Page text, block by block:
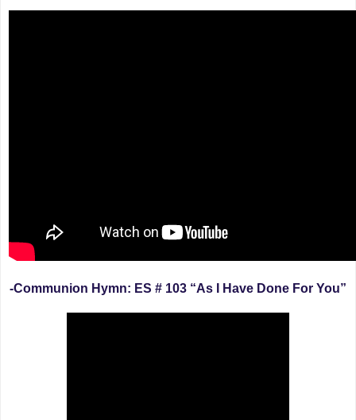
-Communion Hymn: ES # 103 “As I Have Done For You”